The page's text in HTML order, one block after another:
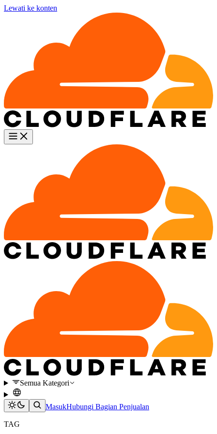
Lewati ke konten
Semua Kategori
MasukHubungi Bagian Penjualan
TAG